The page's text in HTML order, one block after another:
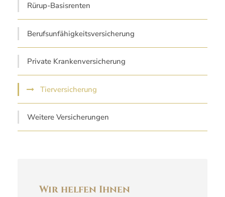
Rürup-Basisrenten
Berufsunfähigkeitsversicherung
Private Krankenversicherung
Tierversicherung
Weitere Versicherungen
Wir helfen Ihnen